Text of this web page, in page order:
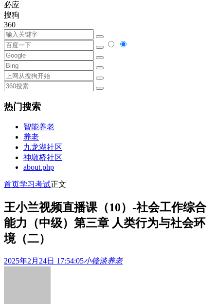
必应
搜狗
360
热门搜索
智能养老
养老
九龙湖社区
神墩桥社区
about.php
首页学习考试正文
王小兰视频直播课（10）-社会工作综合
能力（中级）第三章 人类行为与社会环
境（二）
2025年2月24日 17:54:05小锋谈养老